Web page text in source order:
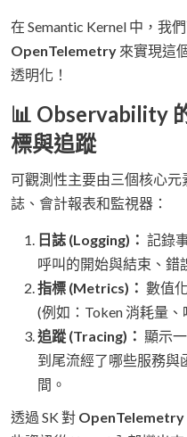
在 Semantic Kernel 中，我
OpenTelemetry 來實現這
透明化！
📊 Observability
標與追蹤
可觀測性主要由三個核心
誌、會計報表和監視器：
日誌 (Logging)： 記錄
呼叫的開始與結束、錯
指標 (Metrics)： 數值
(例如：Token 消耗量
追蹤 (Tracing)： 顯示
到尾流經了哪些服務與
間。
透過 SK 對 OpenTelemetry